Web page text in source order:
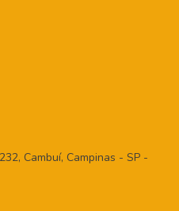
Cambuí, Campinas - SP -